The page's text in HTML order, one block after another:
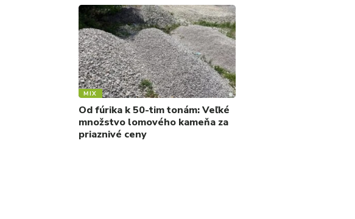
MIX
Od fúrika k 50-tim tonám: Veľké
množstvo lomového kameňa za
priaznivé ceny